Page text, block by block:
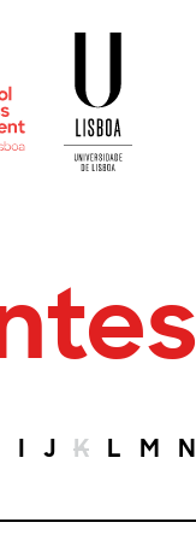
I J K L M N